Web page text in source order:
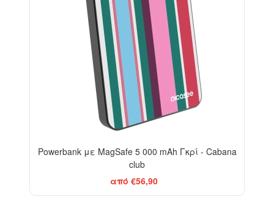
Powerbank με MagSafe 5 000 mAh Γκρί - Cabana
club
από €56,90